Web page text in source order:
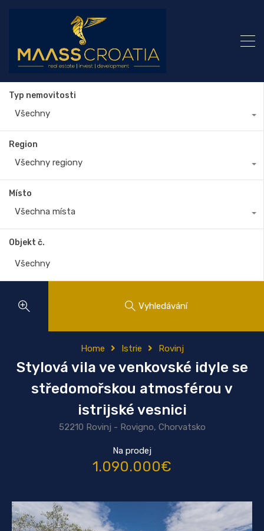
Typ nemovitosti
Všechny
Region
Všechny regiony
Místo
Všechna místa
Objekt č.
Vyhledávání
Home Istrie Rovinj
Stylová vila ve venkovské idyle se
středomořskou atmosférou v
istrijské vesnici
52210 Rovinj - Rovigno, Chorvatsko
Na prodej
1.090.000€